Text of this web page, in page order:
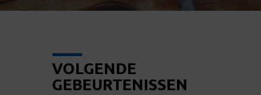
VOLGENDE
GEBEURTENISSEN